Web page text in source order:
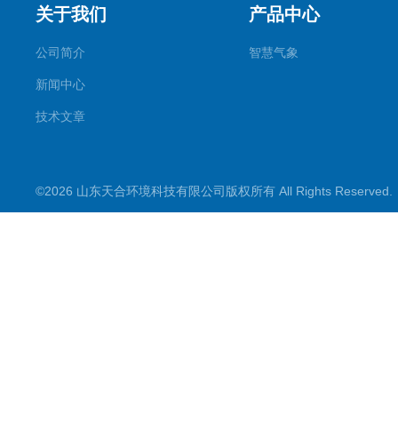
关于我们
公司简介
新闻中心
技术文章
产品中心
智慧气象
©2026 山东天合环境科技有限公司版权所有 All Rights